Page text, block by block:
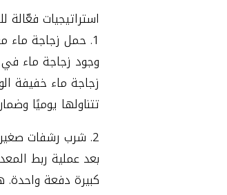
استراتيجيات
1. حمل زجاجة ماء معك دائمًا
وجود زجاجة ماء في
زجاجة ماء خفيفة
تتناولها يوميًا
2. شرب رشفات صغيرة بشكل متكرر
بعد عملية ربط
كبيرة دفعة